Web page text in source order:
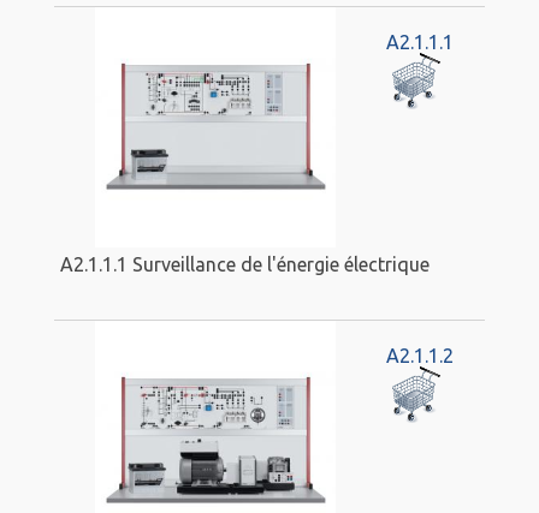
A2.1.1.1
A2.1.1.1 Surveillance de l'énergie électrique
A2.1.1.2